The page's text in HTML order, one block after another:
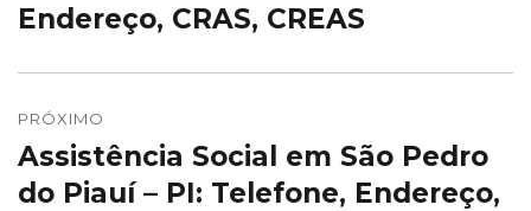
Endereço, CRAS, CREAS
PRÓXIMO
Próximo
post:
Assistência Social em São Pedro
do Piauí – PI: Telefone, Endereço,